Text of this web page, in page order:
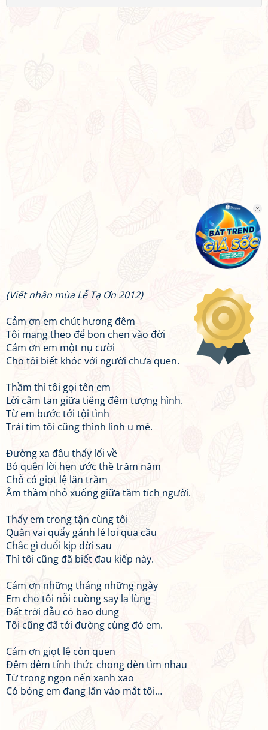
(Viết nhân mùa Lễ Tạ Ơn 2012)
Cảm ơn em chút hương đêm
Tôi mang theo để bon chen vào đời
Cảm ơn em một nụ cười
Cho tôi biết khóc với người chưa quen.
Thầm thì tôi gọi tên em
Lời câm tan giữa tiếng đêm tượng hình.
Từ em bước tới tội tình
Trái tim tôi cũng thình lình u mê.
Đường xa đâu thấy lối về
Bỏ quên lời hẹn ước thề trăm năm
Chỗ có giọt lệ lăn trầm
Âm thầm nhỏ xuống giữa tăm tích người.
Thấy em trong tận cùng tôi
Quằn vai quẩy gánh lẻ loi qua cầu
Chắc gì đuổi kịp đời sau
Thì tôi cũng đã biết đau kiếp này.
Cảm ơn những tháng những ngày
Em cho tôi nỗi cuồng say lạ lùng
Đất trời dẫu có bao dung
Tôi cũng đã tới đường cùng đó em.
Cảm ơn giọt lệ còn quen
Đêm đêm tỉnh thức chong đèn tìm nhau
Từ trong ngọn nến xanh xao
Có bóng em đang lăn vào mắt tôi…